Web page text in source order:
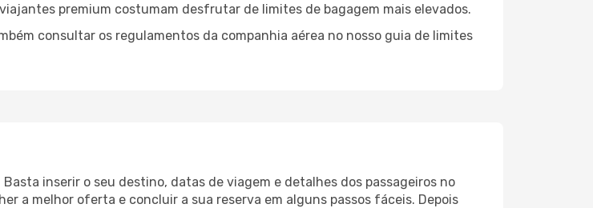
premium costumam desfrutar de limites de bagagem mais elevados.
consultar os regulamentos da companhia aérea no nosso guia de limites
inserir o seu destino, datas de viagem e detalhes dos passageiros no
a melhor oferta e concluir a sua reserva em alguns passos fáceis. Depois